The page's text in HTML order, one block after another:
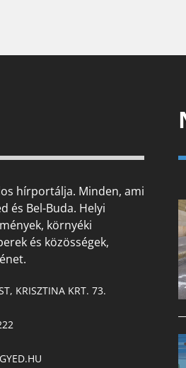
hírportálja. Minden, ami
és Bel-Buda. Helyi
környéki
és közösségek,
KRISZTINA KRT. 73.